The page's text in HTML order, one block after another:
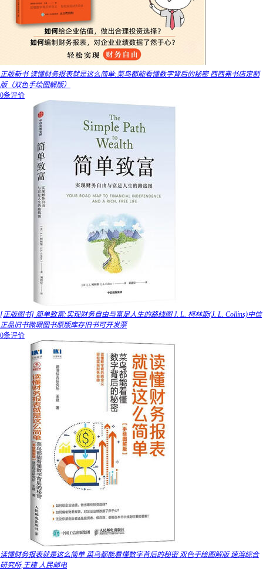
正版新书 读懂财务报表就是这么简单:菜鸟都能看懂数字背后的秘密 西西弗书店定制
版（双色手绘图解版）
0条评价
[正版图书] 简单致富:实现财务自由与富足人生的路线图 J. L. 柯林斯(J. L. Collins)中信
正品旧书微瑕图书原版库存旧书可开发票
0条评价
读懂财务报表就是这么简单 菜鸟都能看懂数字背后的秘密 双色手绘图解版 速溶综合
研究所,王建 人民邮电